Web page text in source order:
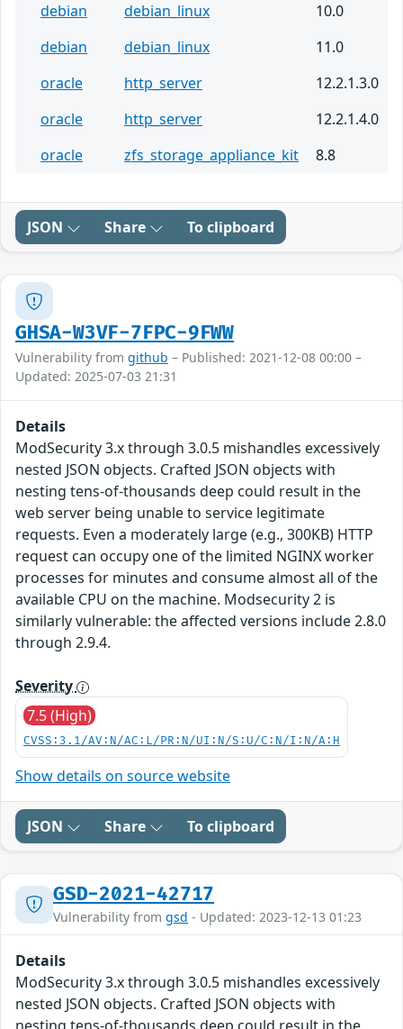
debian
debian_linux
10.0
debian
debian_linux
11.0
oracle
http_server
12.2.1.3.0
oracle
http_server
12.2.1.4.0
oracle
zfs_storage_appliance_kit 8.8
JSON Share To clipboard
GHSA-W3VF-7FPC-9FWW
Vulnerability from github – Published: 2021-12-08 00:00 –
Updated: 2025-07-03 21:31
Details
ModSecurity 3.x through 3.0.5 mishandles excessively
nested JSON objects. Crafted JSON objects with
nesting tens-of-thousands deep could result in the
web server being unable to service legitimate
requests. Even a moderately large (e.g., 300KB) HTTP
request can occupy one of the limited NGINX worker
processes for minutes and consume almost all of the
available CPU on the machine. Modsecurity 2 is
similarly vulnerable: the affected versions include 2.8.0
through 2.9.4.
Severity
7.5 (High)
CVSS:3.1/AV:N/AC:L/PR:N/UI:N/S:U/C:N/I:N/A:H
Show details on source website
JSON Share To clipboard
GSD-2021-42717
Vulnerability from gsd - Updated: 2023-12-13 01:23
Details
ModSecurity 3.x through 3.0.5 mishandles excessively
nested JSON objects. Crafted JSON objects with